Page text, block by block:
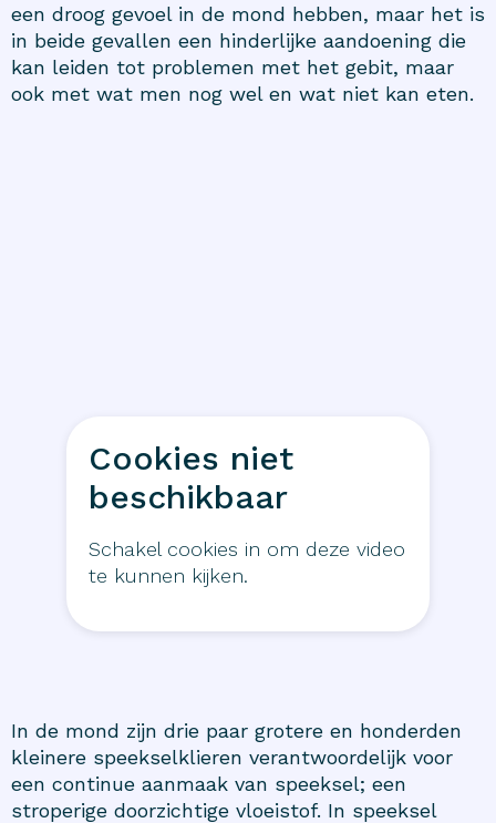
een droog gevoel in de mond hebben, maar het is
in beide gevallen een hinderlijke aandoening die
kan leiden tot problemen met het gebit, maar
ook met wat men nog wel en wat niet kan eten.
Cookies niet
beschikbaar
Schakel cookies in om deze video
te kunnen kijken.
In de mond zijn drie paar grotere en honderden
kleinere speekselklieren verantwoordelijk voor
een continue aanmaak van speeksel; een
stroperige doorzichtige vloeistof. In speeksel